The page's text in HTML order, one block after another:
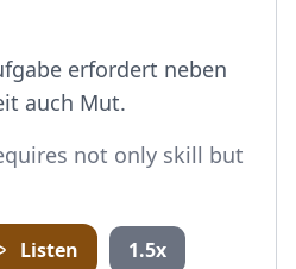
erfordert neben
auch Mut.
not only skill but
Listen 1.5x